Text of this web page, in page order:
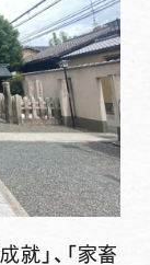
就」、「家畜